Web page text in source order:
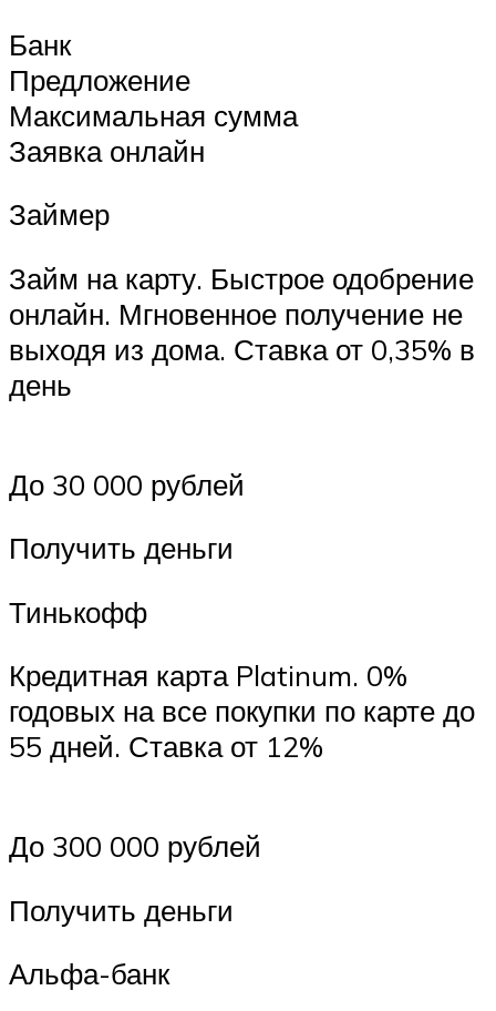
Банк
Предложение
Максимальная сумма
Заявка онлайн
Займер
Займ на карту. Быстрое одобрение
онлайн. Мгновенное получение не
выходя из дома. Ставка от 0,35% в
день
До 30 000 рублей
Получить деньги
Тинькофф
Кредитная карта Platinum. 0%
годовых на все покупки по карте до
55 дней. Ставка от 12%
До 300 000 рублей
Получить деньги
Альфа-банк